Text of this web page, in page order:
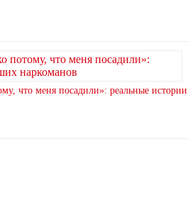
что меня посадили»: реальные истории